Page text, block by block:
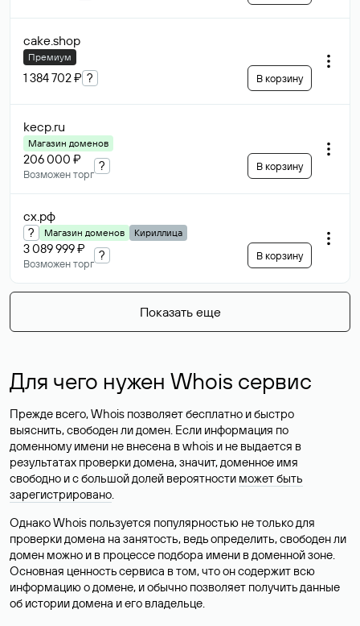
cake.shop
Премиум
1 384 702 ₽ ? В корзину
kecp.ru
Магазин доменов
206 000 ₽
Возможен торг
? В корзину
сх.рф
? Магазин доменов Кириллица
3 089 999 ₽
Возможен торг
? В корзину
Показать еще
Для чего нужен Whois сервис
Прежде всего, Whois позволяет бесплатно и быстро
выяснить, свободен ли домен. Если информация по
доменному имени не внесена в whois и не выдается в
результатах проверки домена, значит, доменное имя
свободно и с большой долей вероятности может быть
зарегистрировано.
Однако Whois пользуется популярностью не только для
проверки домена на занятость, ведь определить, свободен ли
домен можно и в процессе подбора имени в доменной зоне.
Основная ценность сервиса в том, что он содержит всю
информацию о домене, и обычно позволяет получить данные
об истории домена и его владельце.